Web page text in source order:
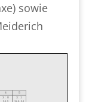
sowie